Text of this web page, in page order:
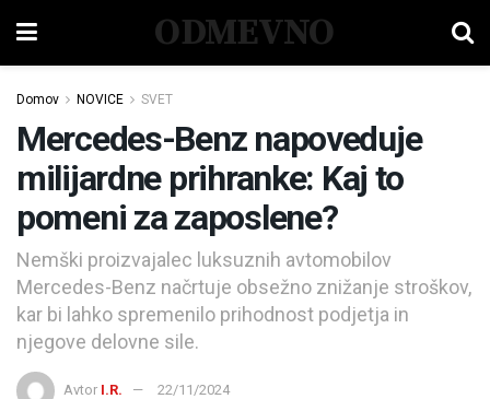
ODMEVNO
Domov NOVICE SVET
Mercedes-Benz napoveduje
milijardne prihranke: Kaj to
pomeni za zaposlene?
Nemški proizvajalec luksuznih avtomobilov
Mercedes-Benz načrtuje obsežno znižanje stroškov,
kar bi lahko spremenilo prihodnost podjetja in
njegove delovne sile.
Avtor I.R. 22/11/2024